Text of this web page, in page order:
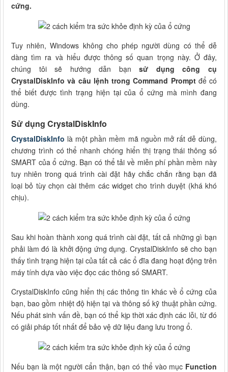
cứng.
Tuy nhiên, Windows không cho phép người dùng có thể dễ
dàng tìm ra và hiểu được thông số quan trọng này. Ở đây,
chúng tôi sẽ hướng dẫn bạnsử dụng công cụ
CrystalDiskInfo và câu lệnh trong Command Promptđể có
thể biết được tình trạng hiện tại của ổ cứng mà mình đang
dùng.
Sử dụng CrystalDiskInfo
CrystalDiskInfo là một phần mềm mã nguồn mở rất dễ dùng,
chương trình có thể nhanh chóng hiển thị trạng thái thông số
SMART của ổ cứng. Bạn có thể tải về miễn phí phần mềm này
tuy nhiên trong quá trình cài đặt hãy chắc chắn rằng bạn đã
loại bỏ tùy chọn cài thêm các widget cho trình duyệt (khá khó
chịu).
Sau khi hoàn thành xong quá trình cài đặt, tất cả những gì bạn
phải làm đó là khởi động ứng dụng. CrystalDiskInfo sẽ cho bạn
thấy tình trạng hiện tại của tất cả các ổ đĩa đang hoạt động trên
máy tính dựa vào việc đọc các thông số SMART.
CrystalDiskInfo cũng hiển thị các thông tin khác về ổ cứng của
bạn, bao gồm nhiệt độ hiện tại và thông số kỹ thuật phần cứng.
Nếu phát sinh vấn đề, bạn có thể kịp thời xác định các lỗi, từ đó
có giải pháp tốt nhất để bảo vệ dữ liệu đang lưu trong ổ.
Nếu bạn là một người cẩn thận, bạn có thể vào mục Function